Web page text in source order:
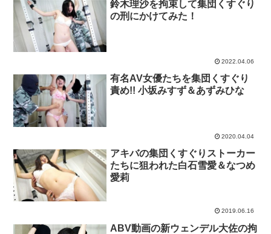
鈴木理沙を拘束して集団くすぐり
の刑にかけてみた！
2022.04.06
有名AV女優たちを集団くすぐり
責め!! 小坂みすず＆あずみひな
2020.04.04
アキバの集団くすぐりストーカー
たちに狙われた白石雪愛＆なつめ
愛莉
2019.06.16
ABV動画の新ウェンデル大佐の拘